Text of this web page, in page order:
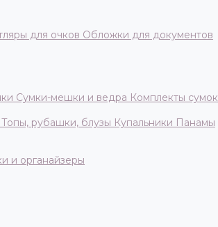
для очков Обложки для документов
Сумки-мешки и ведра Комплекты сумок
Топы, рубашки, блузы Купальники Панамы
и органайзеры